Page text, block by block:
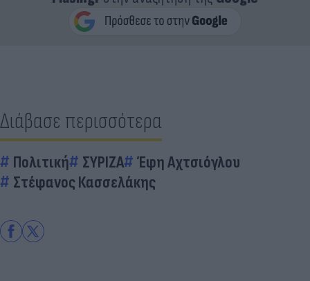
Διάβασε περισσότερα
Πολιτική ΣΥΡΙΖΑ
Έφη Αχτσιόγλου
Στέφανος Κασσελάκης